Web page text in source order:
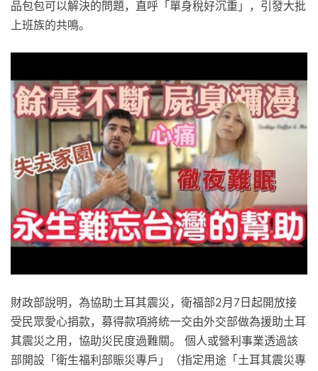
品包包可以解決的問題，直呼「單身稅好沉重」，引發大批
上班族的共鳴。
財政部說明，為協助土耳其震災，衛福部2月7日起開放接
受民眾愛心捐款，募得款項將統一交由外交部做為援助土耳
其震災之用，協助災民度過難關。 個人或營利事業透過該
部開設「衛生福利部賑災專戶」（指定用途「土耳其震災專